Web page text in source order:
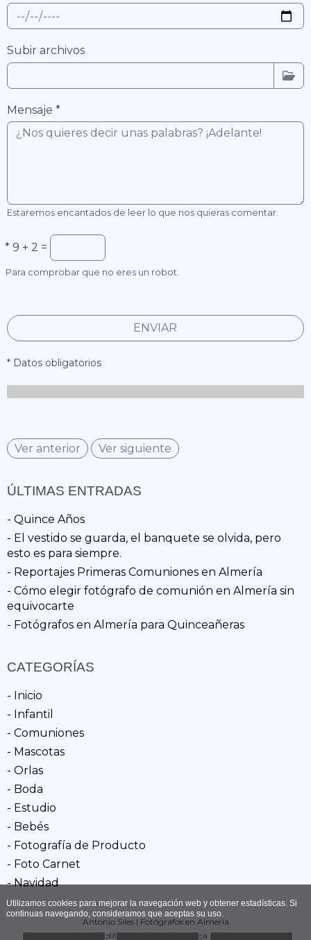
Subir archivos
Mensaje *
Estaremos encantados de leer lo que nos quieras comentar.
* 9 + 2 =
Para comprobar que no eres un robot.
ENVIAR
* Datos obligatorios
Ver anterior Ver siguiente
ÚLTIMAS ENTRADAS
- Quince Años
- El vestido se guarda, el banquete se olvida, pero
esto es para siempre.
- Reportajes Primeras Comuniones en Almería
- Cómo elegir fotógrafo de comunión en Almería sin
equivocarte
- Fotógrafos en Almería para Quinceañeras
CATEGORÍAS
- Inicio
- Infantil
- Comuniones
- Mascotas
- Orlas
- Boda
- Estudio
- Bebés
- Fotografía de Producto
- Foto Carnet
- Navidad
Antonio Siles | Fotógrafos en Almería
Aviso legal-Política de cookies-Política de privacidad
Utilizamos cookies para mejorar la navegación web y obtener estadísticas. Si
continuas navegando, consideramos que aceptas su uso.